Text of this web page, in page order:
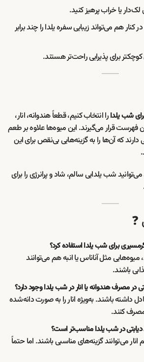
یا خراب پرهیز کنید.
کنار هم می‌تواند زیبایی سفره یلدا را چند برابر
برای پذیرایی راحت‌تر هستند.
شب یلدارا انتخاب کنیم، قطعاً هندوانه، انار،
قرار می‌گیرند. این میوه‌ها علاوه بر طعم
که آن‌ها را به گزینه‌هایی بی‌نقص برای این
شب یلدایی سالم، شاد و پرانرژی را برای
برای شب یلدا استفاده کرد؟
میوه‌هایی مثل آناناس یا انبه هم می‌توانند
باشند.
در مصرف هندوانه یا انار در شب یلدا وجود دارد؟
باشند. به‌ویژه انار را به صورت دانه‌شده
کنند.
دیابتی در شب یلدا مناسب‌تر است؟
می‌توانند گزینه‌های مناسبی باشند. اما حتماً